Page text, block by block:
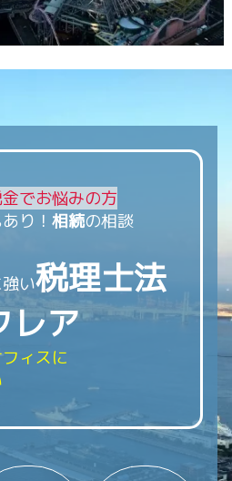
でお悩みの方
り！ 相続の相談
い税理士法
レア
ィスに